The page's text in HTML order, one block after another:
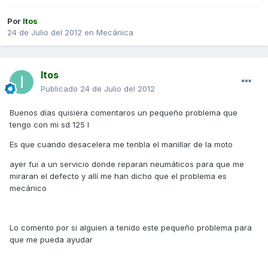
Por Itos
24 de Julio del 2012 en Mecánica
Itos
Publicado 24 de Julio del 2012
Buenos días quisiera comentaros un pequeño problema que
tengo con mi sd 125 I
Es que cuando desacelera me tenbla el manillar de la moto
ayer fui a un servicio donde reparan neumáticos para que me
miraran el defecto y allí me han dicho que el problema es
mecánico
Lo comento por si alguien a tenido este pequeño problema para
que me pueda ayudar